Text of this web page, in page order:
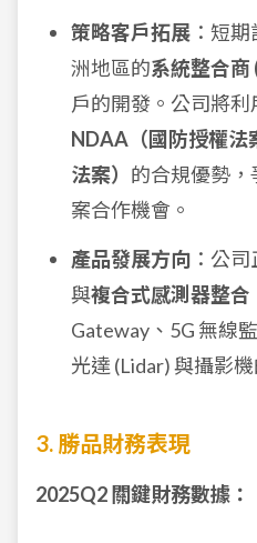
策略客戶拓展 ：短
洲地區的系統整合商
戶的開發。公司將
NDAA（國防授權法
法案） 的合規優勢
案合作機會。
產品發展方向 ：公
與複合式感測器整合
Gateway、5G 無線
光達 (Lidar) 與攝影
3. 勝品財務表現
2025Q2 關鍵財務數據：